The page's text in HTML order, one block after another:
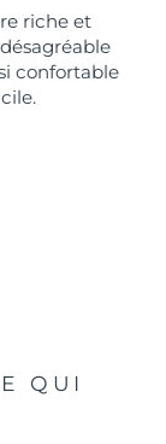
riche et
confortable
QUI